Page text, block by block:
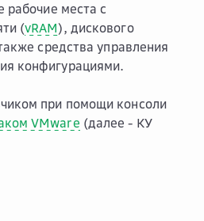
рабочие места с
(vRAM), дискового
средства управления
конфигурациями.
при помощи консоли
VMware (далее - КУ